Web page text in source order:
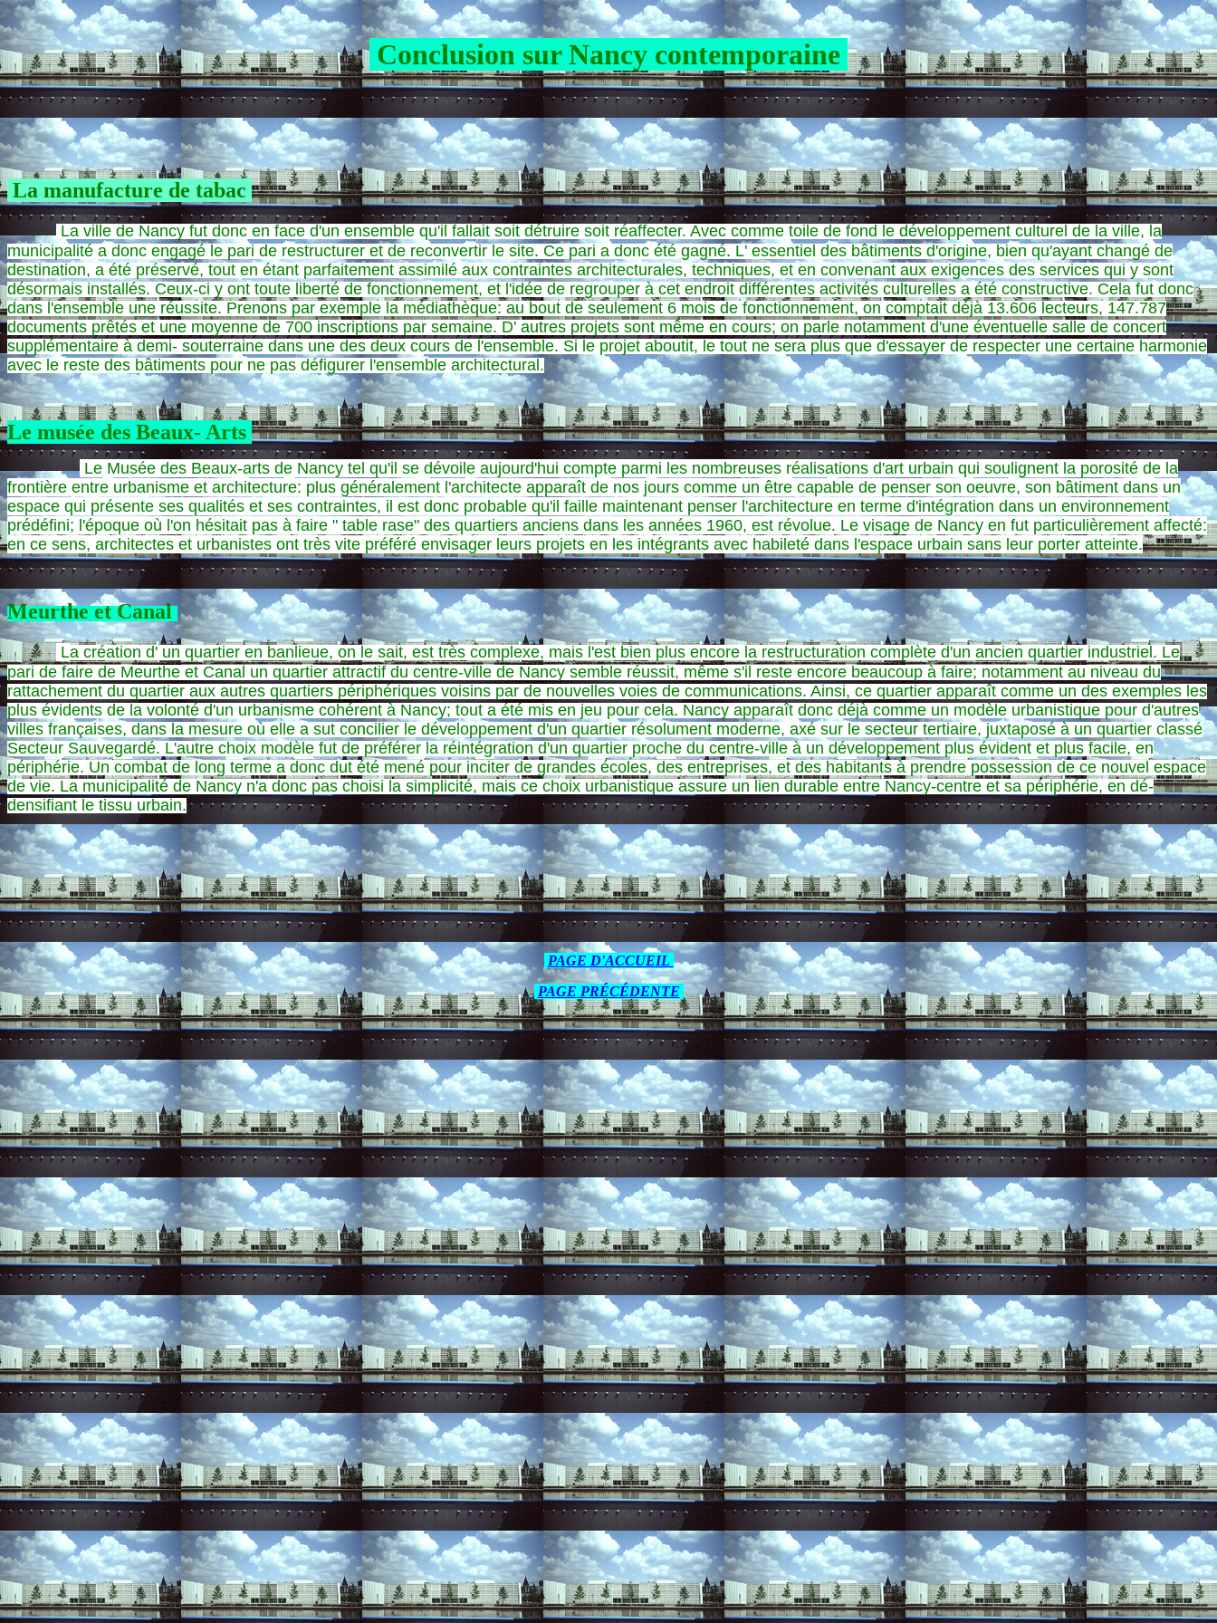
Conclusion sur Nancy contemporaine
La manufacture de tabac
La ville de Nancy fut donc en face d'un ensemble qu'il fallait soit détruire soit réaffecter. Avec comme toile de fond le développement culturel de la ville, la
municipalité a donc engagé le pari de restructurer et de reconvertir le site. Ce pari a donc été gagné. L' essentiel des bâtiments d'origine, bien qu'ayant changé de
destination, a été préservé, tout en étant parfaitement assimilé aux contraintes architecturales, techniques, et en convenant aux exigences des services qui y sont
désormais installés. Ceux-ci y ont toute liberté de fonctionnement, et l'idée de regrouper à cet endroit différentes activités culturelles a été constructive. Cela fut donc
dans l'ensemble une réussite. Prenons par exemple la médiathèque: au bout de seulement 6 mois de fonctionnement, on comptait déjà 13.606 lecteurs, 147.787
documents prêtés et une moyenne de 700 inscriptions par semaine. D' autres projets sont même en cours; on parle notamment d'une éventuelle salle de concert
supplémentaire à demi- souterraine dans une des deux cours de l'ensemble. Si le projet aboutit, le tout ne sera plus que d'essayer de respecter une certaine harmonie
avec le reste des bâtiments pour ne pas défigurer l'ensemble architectural.
Le musée des Beaux- Arts
Le Musée des Beaux-arts de Nancy tel qu'il se dévoile aujourd'hui compte parmi les nombreuses réalisations d'art urbain qui soulignent la porosité de la
frontière entre urbanisme et architecture: plus généralement l'architecte apparaît de nos jours comme un être capable de penser son oeuvre, son bâtiment dans un
espace qui présente ses qualités et ses contraintes, il est donc probable qu'il faille maintenant penser l'architecture en terme d'intégration dans un environnement
prédéfini; l'époque où l'on hésitait pas à faire " table rase" des quartiers anciens dans les années 1960, est révolue. Le visage de Nancy en fut particulièrement affecté:
en ce sens, architectes et urbanistes ont très vite préféré envisager leurs projets en les intégrants avec habileté dans l'espace urbain sans leur porter atteinte.
Meurthe et Canal
La création d' un quartier en banlieue, on le sait, est très complexe, mais l'est bien plus encore la restructuration complète d'un ancien quartier industriel. Le
pari de faire de Meurthe et Canal un quartier attractif du centre-ville de Nancy semble réussit, même s'il reste encore beaucoup à faire; notamment au niveau du
rattachement du quartier aux autres quartiers périphériques voisins par de nouvelles voies de communications. Ainsi, ce quartier apparaît comme un des exemples les
plus évidents de la volonté d'un urbanisme cohérent à Nancy; tout a été mis en jeu pour cela. Nancy apparaît donc déjà comme un modèle urbanistique pour d'autres
villes françaises, dans la mesure où elle a sut concilier le développement d'un quartier résolument moderne, axé sur le secteur tertiaire, juxtaposé à un quartier classé
Secteur Sauvegardé. L'autre choix modèle fut de préférer la réintégration d'un quartier proche du centre-ville à un développement plus évident et plus facile, en
périphérie. Un combat de long terme a donc dut été mené pour inciter de grandes écoles, des entreprises, et des habitants à prendre possession de ce nouvel espace
de vie. La municipalité de Nancy n'a donc pas choisi la simplicité, mais ce choix urbanistique assure un lien durable entre Nancy-centre et sa périphérie, en dé-
densifiant le tissu urbain.
PAGE D'ACCUEIL
PAGE PRÉCÉDENTE